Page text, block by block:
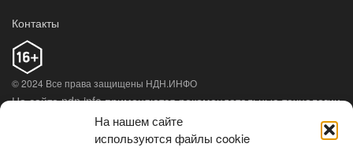
На нашем сайте
используются файлы cookie
Контакты
© 2024 Все права защищены НДН.ИНФО
На сайте ndn.info применяются рекомендательные технологии
(информационные технологии предоставления информации
на основе сбора, систематизации и анализа сведений,